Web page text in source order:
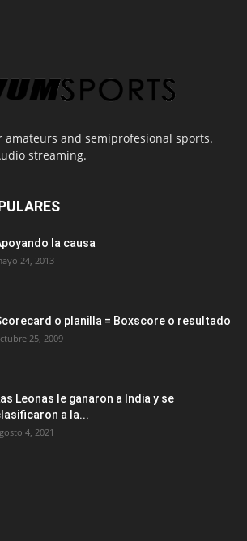
and semiprofesional sports.
streaming.
la causa
24, 2013
o planilla = Boxscore o resultado
25, 2009
Leonas le ganaron a India y se
a la...
4, 2021